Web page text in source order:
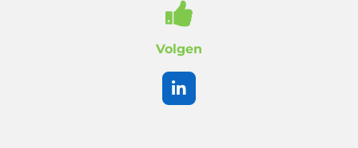
Volgen
L
i